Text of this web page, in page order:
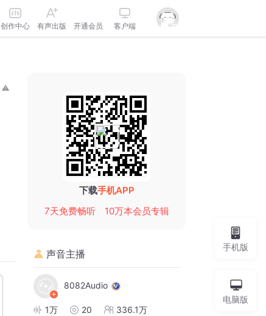
创作中心 有声出版 开通会员 客户端
下载手机APP
7天免费畅听
10万本会员专辑
声音主播
8082Audio
1万 20 336.1万
手机版
电脑版